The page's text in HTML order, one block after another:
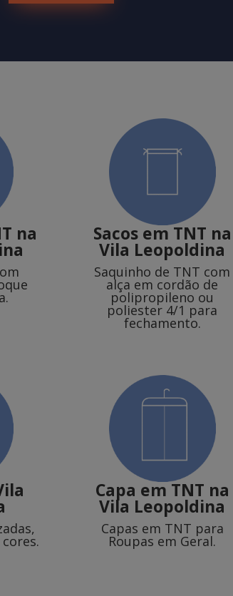
na Sacos em TNT na
Vila Leopoldina
Saquinho de TNT com
alça em cordão de
polipropileno ou
poliester 4/1 para
fechamento.
Capa em TNT na
Vila Leopoldina
Capas em TNT para
Roupas em Geral.